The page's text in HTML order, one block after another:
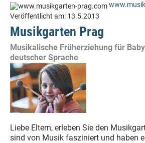
Veröffentlicht am: 13.5.2013
Musikgarten Prag
Musikalische Früherziehung für
deutscher Sprache
Liebe Eltern, erleben Sie den
sind von Musik fasziniert und haben